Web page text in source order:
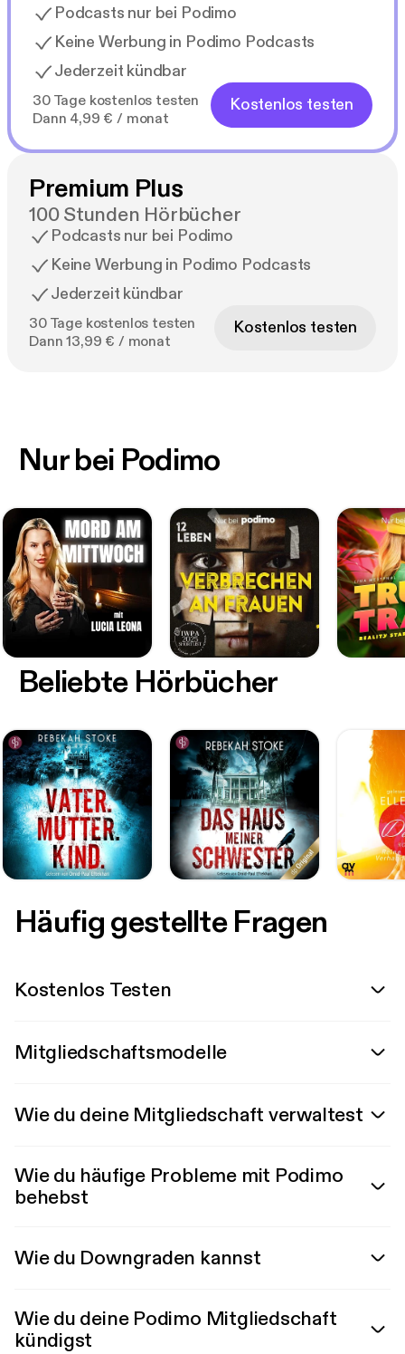
Podcasts nur bei Podimo
Keine Werbung in Podimo Podcasts
Jederzeit kündbar
30 Tage kostenlos testen
Dann 4,99 € / monat
Kostenlos testen
Premium Plus
100 Stunden Hörbücher
Podcasts nur bei Podimo
Keine Werbung in Podimo Podcasts
Jederzeit kündbar
30 Tage kostenlos testen
Dann 13,99 € / monat
Kostenlos testen
Nur bei Podimo
Beliebte Hörbücher
Häufig gestellte Fragen
Kostenlos Testen
Mitgliedschaftsmodelle
Wie du deine Mitgliedschaft verwaltest
Wie du häufige Probleme mit Podimo
behebst
Wie du Downgraden kannst
Wie du deine Podimo Mitgliedschaft
kündigst